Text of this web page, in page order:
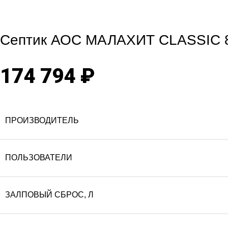
Септик АОС МАЛАХИТ CLASSIC
174 794 ₽
ПРОИЗВОДИТЕЛЬ
ПОЛЬЗОВАТЕЛИ
ЗАЛПОВЫЙ СБРОС, Л